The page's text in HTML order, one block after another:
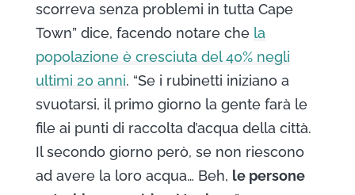
scorreva senza problemi in tutta Cape
Town” dice, facendo notare che la
popolazione è cresciuta del 40% negli
ultimi 20 anni. “Se i rubinetti iniziano a
svuotarsi, il primo giorno la gente farà le
file ai punti di raccolta d’acqua della città.
Il secondo giorno però, se non riescono
ad avere la loro acqua… Beh, le persone